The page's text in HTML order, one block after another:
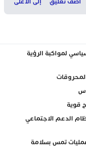
لمواكبة الرؤية
قوية
الدعم الاجتماعي
تمس بسلامة